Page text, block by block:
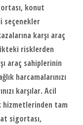
konut
seçenekler
karşı araç
risklerden
araç sahiplerinin
harcamalarınızı
karşılar. Acil
hizmetlerinden tam
sigortası,